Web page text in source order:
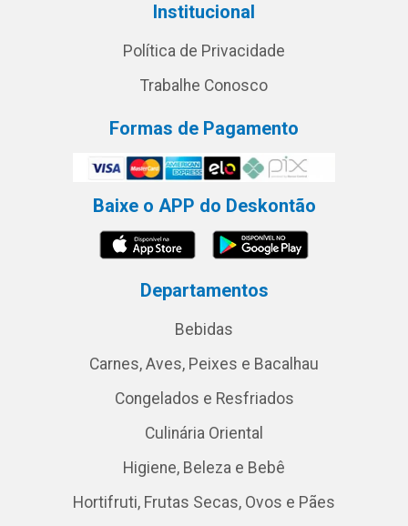
Institucional
Política de Privacidade
Trabalhe Conosco
Formas de Pagamento
Baixe o APP do Deskontão
Departamentos
Bebidas
Carnes, Aves, Peixes e Bacalhau
Congelados e Resfriados
Culinária Oriental
Higiene, Beleza e Bebê
Hortifruti, Frutas Secas, Ovos e Pães